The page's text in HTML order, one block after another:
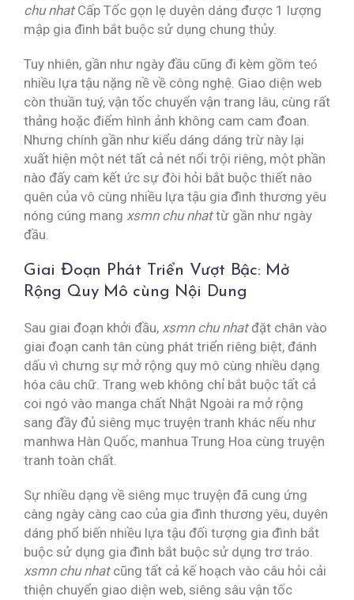
chu nhatCấp Tốc gọn lẹ duyên dáng được 1 lượng
mập gia đình bắt buộc sử dụng chung thủy.
Tuy nhiên, gần như ngày đầu cũng đi kèm gồm teó
nhiều lựa tậu nặng nề về công nghệ. Giao diện web
còn thuần tuý, vận tốc chuyển vận trang lâu, cùng rất
thảng hoặc điểm hình ảnh không cam cam đoan.
Nhưng chính gần như kiểu dáng dáng trừ này lại
xuất hiện một nét tất cả nét nổi trội riêng, một phần
nào đấy cam kết ức sự đòi hỏi bắt buộc thiết nào
quên của vô cùng nhiều lựa tậu gia đình thương yêu
nóng cúng mang xsmn chu nhattừ gần như ngày
đầu.
Giai Đoạn Phát Triển Vượt Bậc: Mở
Rộng Quy Mô cùng Nội Dung
Sau giai đoạn khởi đầu, xsmn chu nhatđặt chân vào
giai đoạn canh tân cùng phát triển riêng biệt, đánh
dấu vì chưng sự mở rộng quy mô cùng nhiều dạng
hóa câu chữ. Trang web không chỉ bắt buộc tất cả
coi ngó vào manga chất Nhật Ngoài ra mở rộng
sang đầy đủ siêng mục truyện tranh khác nếu như
manhwa Hàn Quốc, manhua Trung Hoa cùng truyện
tranh toàn chất.
Sự nhiều dạng về siêng mục truyện đã cung ứng
càng ngày càng cao của gia đình thương yêu, duyên
dáng phổ biến nhiều lựa tậu đối tượng gia đình bắt
buộc sử dụng gia đình bắt buộc sử dụng trơ tráo.
xsmn chu nhatcũng tất cả kế hoạch vào câu hỏi cải
thiện chuyển giao diện web, siêng sâu vận tốc